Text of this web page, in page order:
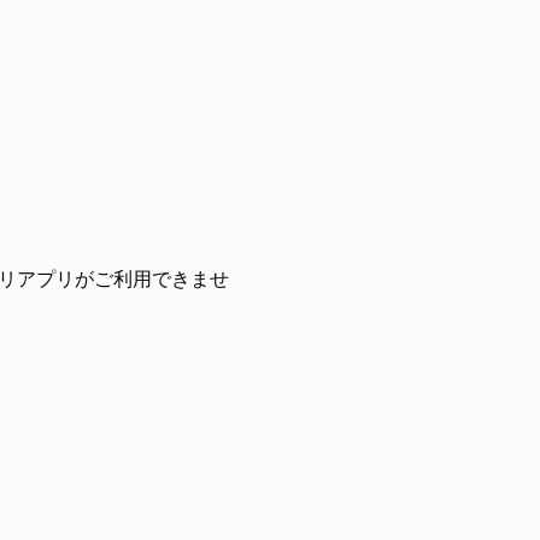
アプリがご利用できませ